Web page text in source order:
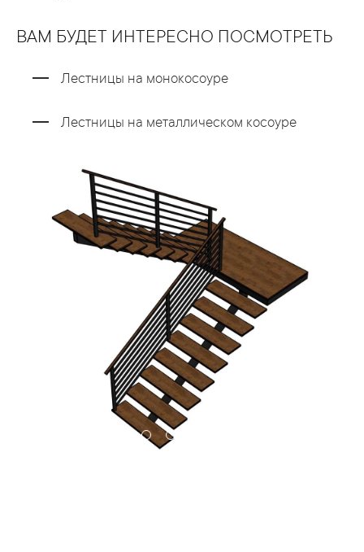
ВАМ БУДЕТ ИНТЕРЕСНО ПОСМОТРЕТЬ
Лестницы на монокосоуре
Лестницы на металлическом косоуре